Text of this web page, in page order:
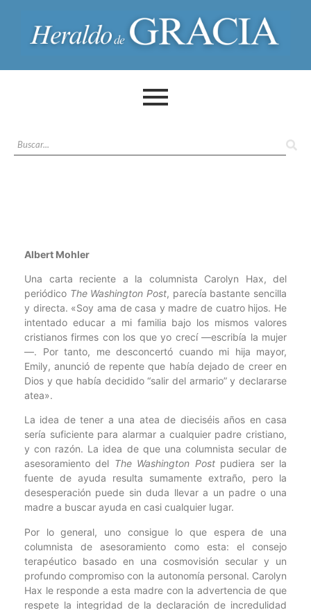
Albert Mohler
Una carta reciente a la columnista Carolyn Hax, del
periódico The Washington Post, parecía bastante sencilla
y directa. «Soy ama de casa y madre de cuatro hijos. He
intentado educar a mi familia bajo los mismos valores
cristianos firmes con los que yo crecí —escribía la mujer
—. Por tanto, me desconcertó cuando mi hija mayor,
Emily, anunció de repente que había dejado de creer en
Dios y que había decidido “salir del armario” y declararse
atea».
La idea de tener a una atea de dieciséis años en casa
sería suficiente para alarmar a cualquier padre cristiano,
y con razón. La idea de que una columnista secular de
asesoramiento del The Washington Postpudiera ser la
fuente de ayuda resulta sumamente extraño, pero la
desesperación puede sin duda llevar a un padre o una
madre a buscar ayuda en casi cualquier lugar.
Por lo general, uno consigue lo que espera de una
columnista de asesoramiento como esta: el consejo
terapéutico basado en una cosmovisión secular y un
profundo compromiso con la autonomía personal. Carolyn
Hax le responde a esta madre con la advertencia de que
respete la integridad de la declaración de incredulidad